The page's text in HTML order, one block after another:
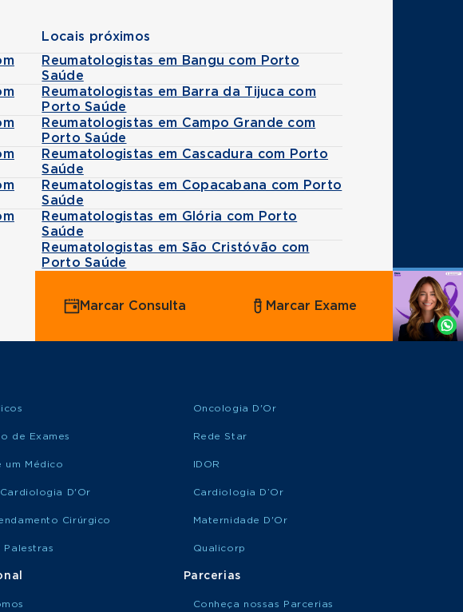
Locais próximos
Reumatologistas em Bangu com Porto
Saúde
Reumatologistas em Barra da Tijuca com
Porto Saúde
Reumatologistas em Campo Grande com
Porto Saúde
Reumatologistas em Cascadura com Porto
Saúde
Reumatologistas em Copacabana com Porto
Saúde
Reumatologistas em Glória com Porto
Saúde
Reumatologistas em São Cristóvão com
Porto Saúde
Agende
Whatsapp
Marcar Consulta Marcar Exame
de Exames
um Médico
D'Or
Cirúrgico
Palestras
Oncologia D'Or
Rede Star
IDOR
Cardiologia D’Or
Maternidade D'Or
Qualicorp
Parcerias
Conheça nossas Parcerias